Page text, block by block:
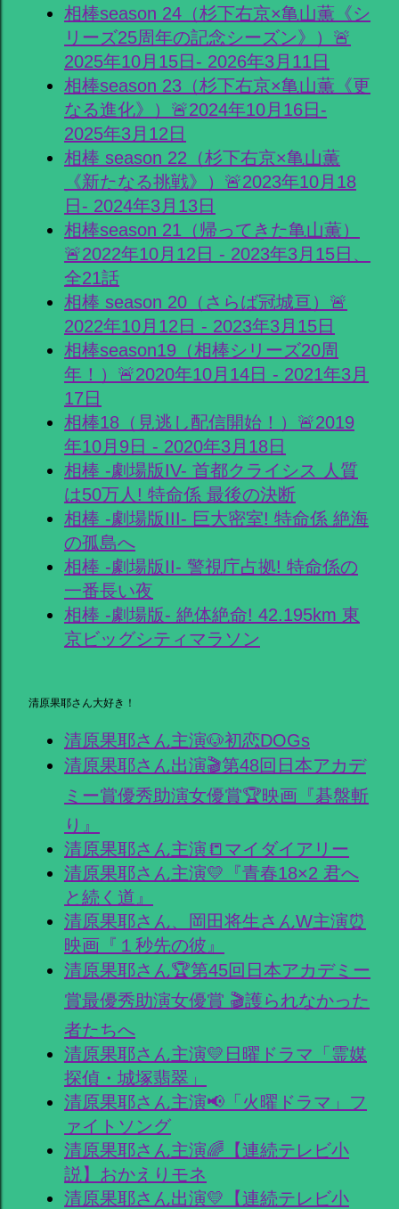
相棒season 24（杉下右京×亀山薫《シ
リーズ25周年の記念シーズン》）🚨
2025年10月15日- 2026年3月11日
相棒season 23（杉下右京×亀山薫《更
なる進化》）🚨2024年10月16日-
2025年3月12日
相棒 season 22（杉下右京×亀山薫
《新たなる挑戦》）🚨2023年10月18
日- 2024年3月13日
相棒season 21（帰ってきた亀山薫）
🚨2022年10月12日 - 2023年3月15日、
全21話
相棒 season 20（さらば冠城亘）🚨
2022年10月12日 - 2023年3月15日
相棒season19（相棒シリーズ20周
年！）🚨2020年10月14日 - 2021年3月
17日
相棒18（見逃し配信開始！）🚨2019
年10月9日 - 2020年3月18日
相棒 -劇場版IV- 首都クライシス 人質
は50万人! 特命係 最後の決断
相棒 -劇場版III- 巨大密室! 特命係 絶海
の孤島へ
相棒 -劇場版II- 警視庁占拠! 特命係の
一番長い夜
相棒 -劇場版- 絶体絶命! 42.195km 東
京ビッグシティマラソン
清原果耶さん大好き！
清原果耶さん主演🐶初恋DOGs
清原果耶さん出演🎬第48回日本アカデ
ミー賞優秀助演女優賞🏆映画『碁盤斬
り』
清原果耶さん主演📒マイダイアリー
清原果耶さん主演💛『青春18×2 君へ
と続く道』
清原果耶さん、岡田将生さんW主演⏰
映画『１秒先の彼』
清原果耶さん🏆第45回日本アカデミー
賞最優秀助演女優賞 🎬護られなかった
者たちへ
清原果耶さん主演💛日曜ドラマ「霊媒
探偵・城塚翡翠」
清原果耶さん主演📢「火曜ドラマ」フ
ァイトソング
清原果耶さん主演🌈【連続テレビ小
説】おかえりモネ
清原果耶さん出演💛【連続テレビ小